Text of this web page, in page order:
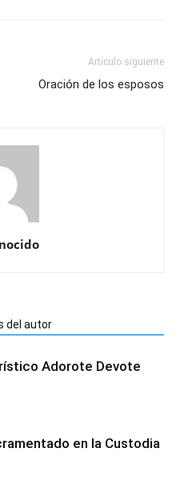
Artículo siguiente
Oración de los esposos
del autor
Adorote Devote
en la Custodia